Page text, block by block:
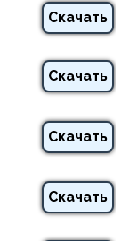
Скачать
Скачать
Скачать
Скачать